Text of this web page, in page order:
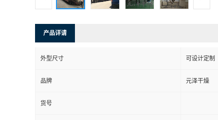
产品详请
外型尺寸 可设计定制
品牌 元泽干燥
货号